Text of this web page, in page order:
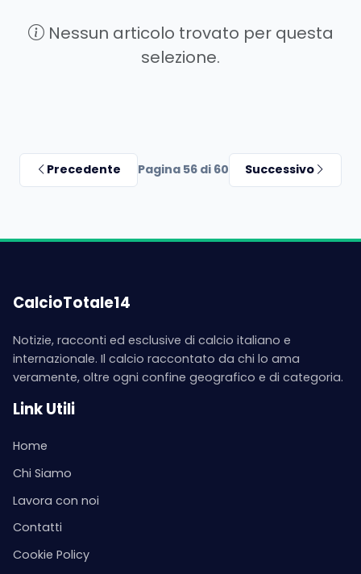
Nessun articolo trovato per questa
selezione.
Precedente Pagina 56 di 60 Successivo
CalcioTotale14
Notizie, racconti ed esclusive di calcio italiano e
internazionale. Il calcio raccontato da chi lo ama
veramente, oltre ogni confine geografico e di categoria.
Link Utili
Home
Chi Siamo
Lavora con noi
Contatti
Cookie Policy